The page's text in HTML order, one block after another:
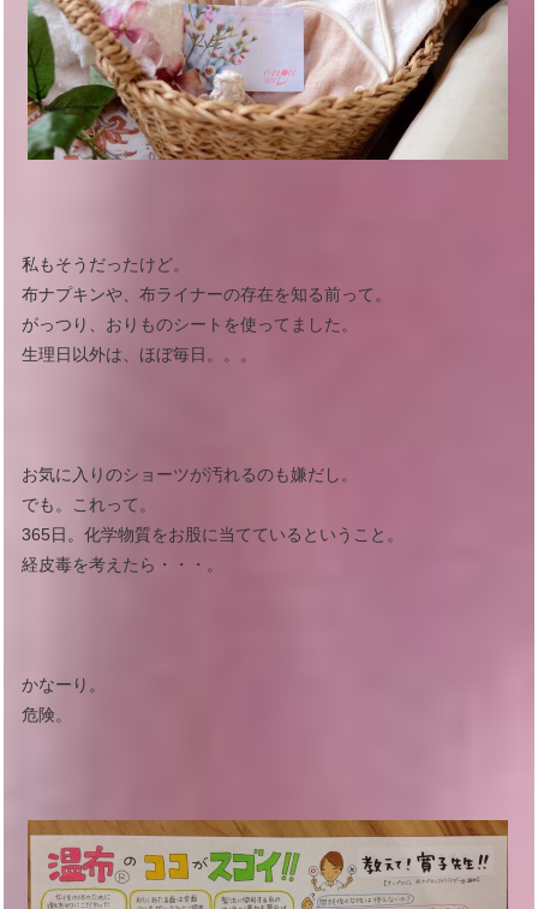
私もそうだったけど。
布ナプキンや、布ライナーの存在を知る前って。
がっつり、おりものシートを使ってました。
生理日以外は、ほぼ毎日。。。
お気に入りのショーツが汚れるのも嫌だし。
でも。これって。
365日。化学物質をお股に当てているということ。
経皮毒を考えたら・・・。
かなーり。
危険。